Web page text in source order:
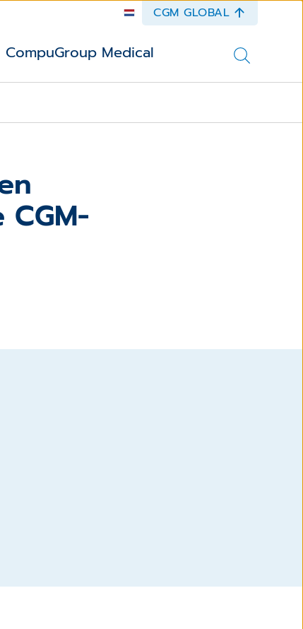
CGM GLOBAL
CompuGroup Medical